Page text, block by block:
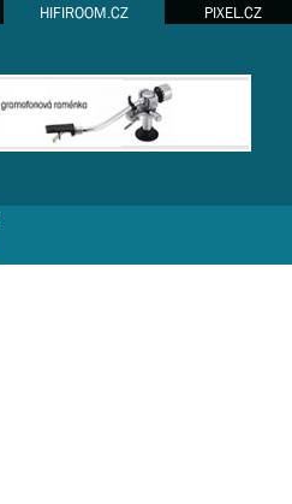
HIFIROOM.CZ PIXEL.CZ